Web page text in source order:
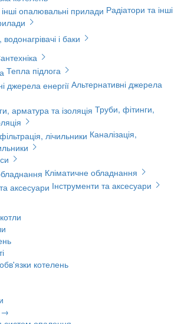
Радіатори та інші
і баки
Тепла підлога
Альтернативні джерела
Труби, фітинги,
Каналізація,
Кліматичне обладнання
Інструменти та аксесуари
котелень
→